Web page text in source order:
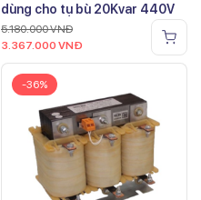
dùng cho tụ bù 20Kvar 440V
5.180.000VNĐ
3.367.000 VNĐ
-36%